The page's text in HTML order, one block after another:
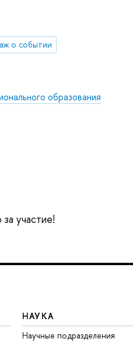
о событии
образования
участие!
НАУКА
Научные подразделения